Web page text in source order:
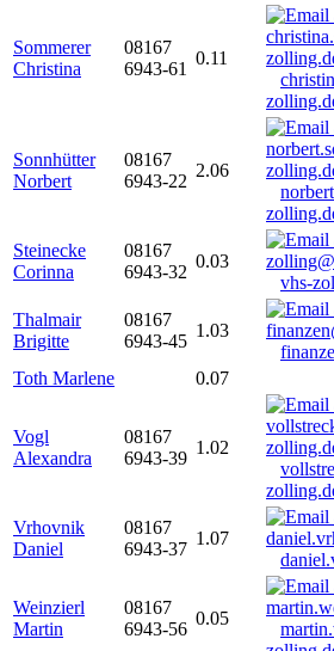
Sommerer
Christina
08167
6943-61
0.11
Sonnhütter
Norbert
08167
6943-22
2.06
Steinecke
Corinna
08167
6943-32
0.03
vhs-
Thalmair
Brigitte
08167
6943-45
1.03
Toth Marlene
0.07
Vogl
Alexandra
08167
6943-39
1.02
Vrhovnik
Daniel
08167
6943-37
1.07
Weinzierl
Martin
08167
6943-56
0.05